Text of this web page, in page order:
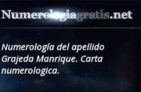
Numerología del apellido
Grajeda Manrique. Carta
numerologica.